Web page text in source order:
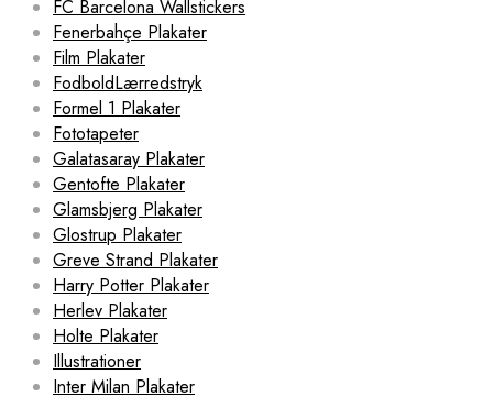
FC Barcelona Wallstickers
Fenerbahçe Plakater
Film Plakater
FodboldLærredstryk
Formel 1 Plakater
Fototapeter
Galatasaray Plakater
Gentofte Plakater
Glamsbjerg Plakater
Glostrup Plakater
Greve Strand Plakater
Harry Potter Plakater
Herlev Plakater
Holte Plakater
Illustrationer
Inter Milan Plakater